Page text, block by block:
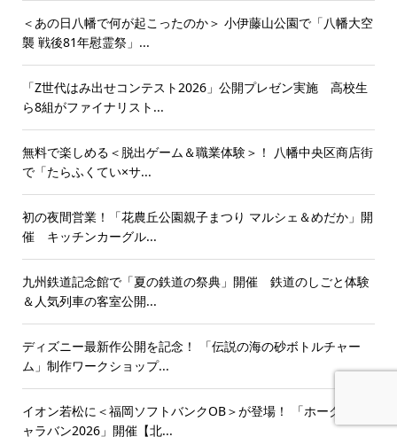
＜あの日八幡で何が起こったのか＞ 小伊藤山公園で「八幡大空
襲 戦後81年慰霊祭」...
「Z世代はみ出せコンテスト2026」公開プレゼン実施 高校生
ら8組がファイナリスト...
無料で楽しめる＜脱出ゲーム＆職業体験＞！ 八幡中央区商店街
で「たらふくてい×サ...
初の夜間営業！「花農丘公園親子まつり マルシェ＆めだか」開
催 キッチンカーグル...
九州鉄道記念館で「夏の鉄道の祭典」開催 鉄道のしごと体験
＆人気列車の客室公開...
ディズニー最新作公開を記念！ 「伝説の海の砂ボトルチャー
ム」制作ワークショップ...
イオン若松に＜福岡ソフトバンクOB＞が登場！ 「ホークスキ
ャラバン2026」開催【北...